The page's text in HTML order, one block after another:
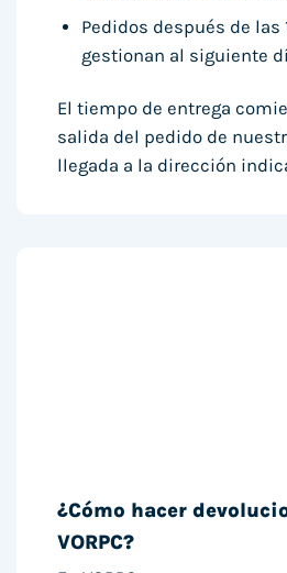
Pedidos después de las
gestionan al siguiente
El tiempo de entrega
salida del pedido de
llegada a la dirección
¿Cómo hacer
VORPC?